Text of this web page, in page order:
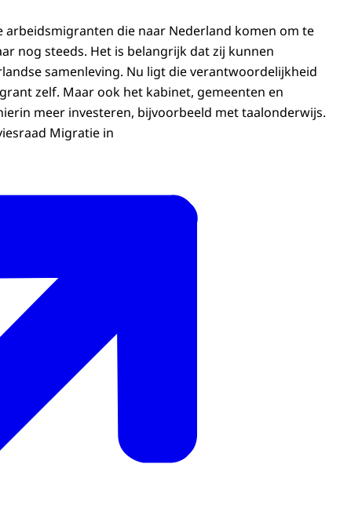
arbeidsmigranten die naar Nederland komen om te
nog steeds. Het is belangrijk dat zij kunnen
samenleving. Nu ligt die verantwoordelijkheid
zelf. Maar ook het kabinet, gemeenten en
meer investeren, bijvoorbeeld met taalonderwijs.
Migratie in